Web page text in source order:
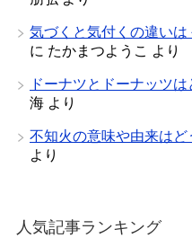
気づくと気付くの違い
に たかまつようこ より
ドーナツとドーナッツ
海 より
不知火の意味や由来は
より
人気記事ランキング